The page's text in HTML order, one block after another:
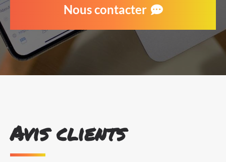
Nous contacter
Avis clients